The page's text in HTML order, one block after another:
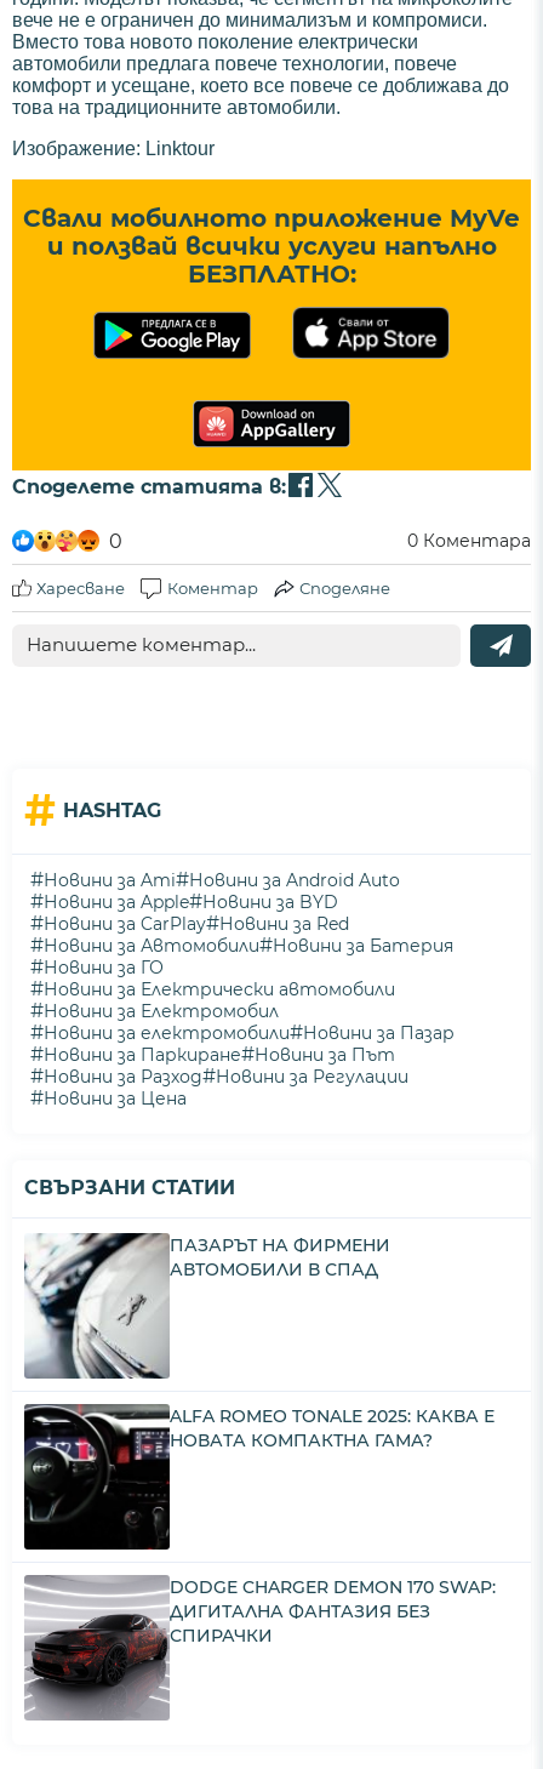
вече не е ограничен до минимализъм и компромиси.
Вместо това новото поколение електрически
автомобили предлага повече технологии, повече
комфорт и усещане, което все повече се доближава до
това на традиционните автомобили.
Изображение: Linktour
Свали мобилното приложение MyVe
и ползвай всички услуги напълно
БЕЗПЛАТНО:
Споделете статията в:
0 0 Коментара
Харесване Коментар Споделяне
# HASHTAG
#Новини за Ami#Новини за Android Auto
#Новини за Apple#Новини за BYD
#Новини за CarPlay#Новини за Red
#Новини за Автомобили#Новини за Батерия
#Новини за ГО
#Новини за Електрически автомобили
#Новини за Електромобил
#Новини за електромобили#Новини за Пазар
#Новини за Паркиране#Новини за Път
#Новини за Разход#Новини за Регулации
#Новини за Цена
СВЪРЗАНИ СТАТИИ
ПАЗАРЪТ НА ФИРМЕНИ
АВТОМОБИЛИ В СПАД
ALFA ROMEO TONALE 2025: КАКВА Е
НОВАТА КОМПАКТНА ГАМА?
DODGE CHARGER DEMON 170 SWAP:
ДИГИТАЛНА ФАНТАЗИЯ БЕЗ
СПИРАЧКИ